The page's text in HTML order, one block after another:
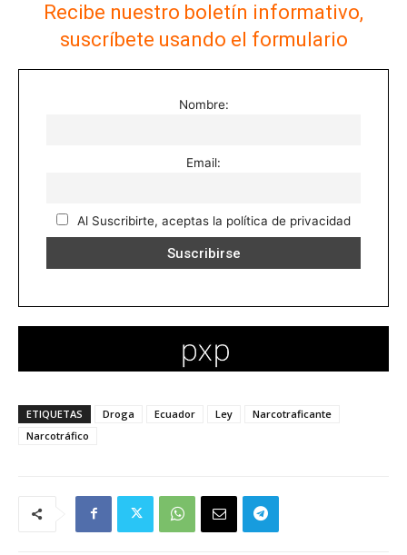
Recibe nuestro boletín informativo,
suscríbete usando el formulario
Nombre:
Email:
Al Suscribirte, aceptas la política de privacidad
ETIQUETAS Droga Ecuador Ley
Narcotraficante
Narcotráfico